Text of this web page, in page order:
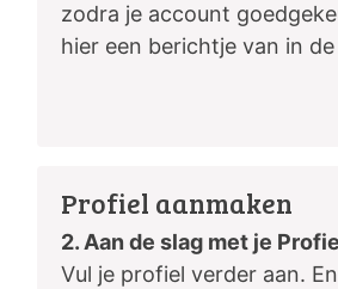
zodra je account
hier een berichtje van in
Profiel aanmaken
2. Aan de slag met je
Vul je profiel verder aan.